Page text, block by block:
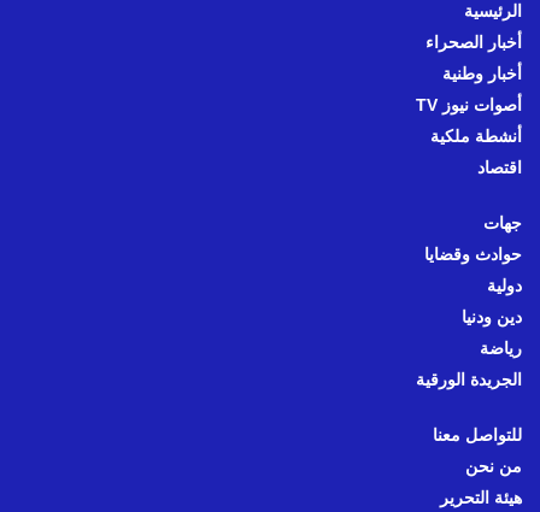
الرئيسية
أخبار الصحراء
أخبار وطنية
أصوات نيوز TV
أنشطة ملكية
اقتصاد
جهات
حوادث وقضايا
دولية
دين ودنيا
رياضة
الجريدة الورقية
للتواصل معنا
من نحن
هيئة التحرير